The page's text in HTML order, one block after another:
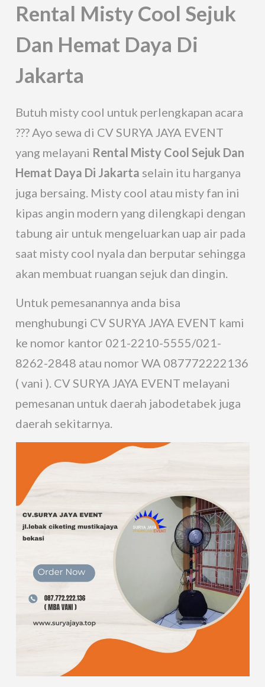
Rental Misty Cool Sejuk
Dan Hemat Daya Di
Jakarta
Butuh misty cool untuk perlengkapan acara
??? Ayo sewa di CV SURYA JAYA EVENT
yang melayani Rental Misty Cool Sejuk Dan
Hemat Daya Di Jakarta selain itu harganya
juga bersaing. Misty cool atau misty fan ini
kipas angin modern yang dilengkapi dengan
tabung air untuk mengeluarkan uap air pada
saat misty cool nyala dan berputar sehingga
akan membuat ruangan sejuk dan dingin.
Untuk pemesanannya anda bisa
menghubungi CV SURYA JAYA EVENT kami
ke nomor kantor 021-2210-5555/021-
8262-2848 atau nomor WA 087772222136
( vani ). CV SURYA JAYA EVENT melayani
pemesanan untuk daerah jabodetabek juga
daerah sekitarnya.